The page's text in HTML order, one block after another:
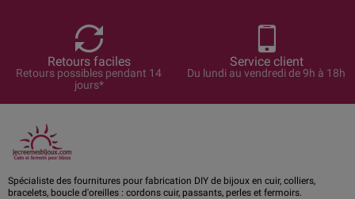
Retours faciles
Retours possibles pendant 14
jours*
Service client
Du lundi au vendredi de 9h à 18h
Spécialiste des fournitures pour fabrication DIY de bijoux en cuir, colliers,
bracelets, boucle d'oreilles : cordons cuir, passants, perles et fermoirs.